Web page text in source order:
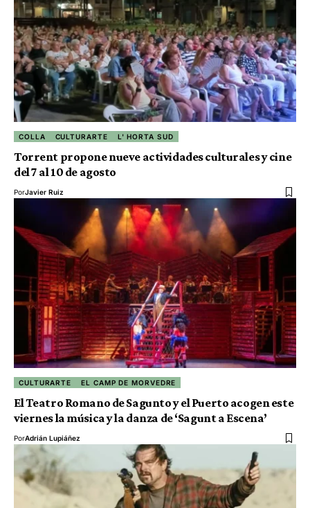
COLLA CULTURARTE L' HORTA SUD
Torrent propone nueve actividades culturales y cine
del 7 al 10 de agosto
PorJavier Ruiz
CULTURARTE EL CAMP DE MORVEDRE
El Teatro Romano de Sagunto y el Puerto acogen este
viernes la música y la danza de ‘Sagunt a Escena’
PorAdrián Lupiáñez